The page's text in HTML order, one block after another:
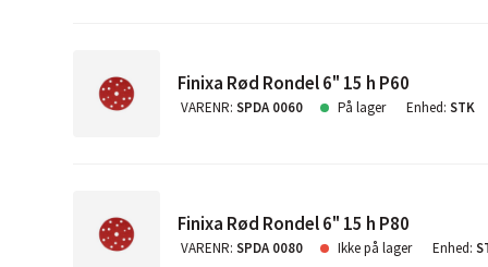
Finixa Rød Rondel 6" 15 h P60
VARENR:SPDA 0060 På lager Enhed:STK
Finixa Rød Rondel 6" 15 h P80
VARENR:SPDA 0080 Ikke på lager Enhed: